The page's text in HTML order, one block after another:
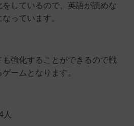
をしているので、英語が読めな
っています。
も強化することができるので戦
ームとなります。
人